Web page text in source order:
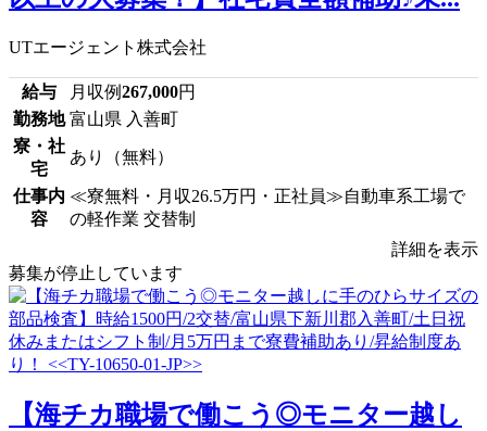
UTエージェント株式会社
給与 月収例267,000円
勤務地 富山県 入善町
寮・社
宅
あり（無料）
仕事内
容
≪寮無料・月収26.5万円・正社員≫自動車系工場で
の軽作業 交替制
詳細を表示
募集が停止しています
【海チカ職場で働こう◎モニター越し